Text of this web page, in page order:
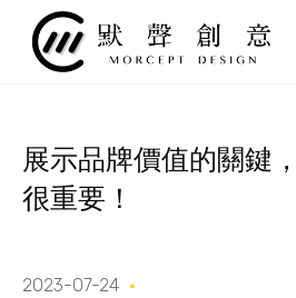
展示品牌價值的關鍵
很重要！
2023-07-24